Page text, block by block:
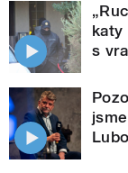
katy
s